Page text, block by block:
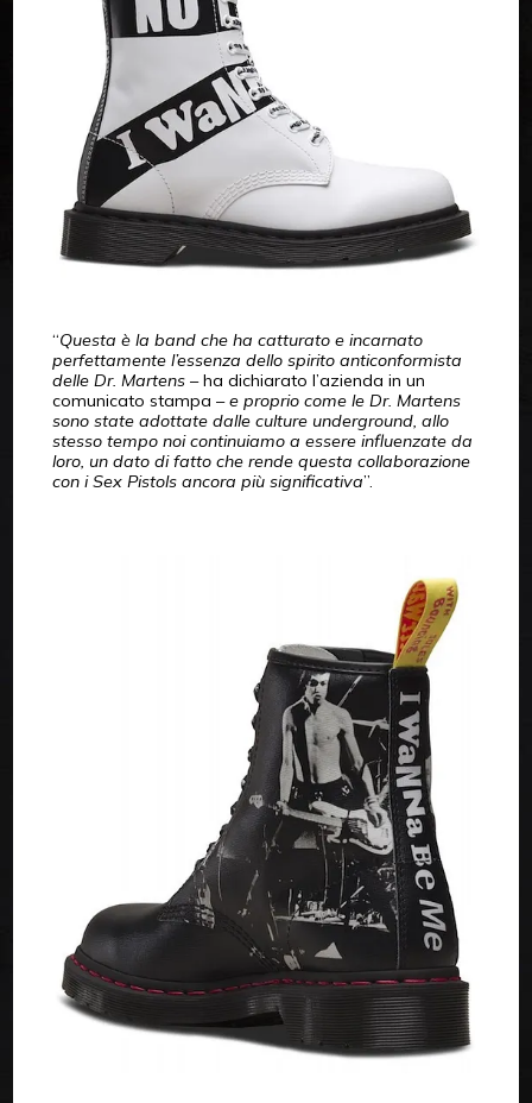
“Questa è la band che ha catturato e incarnato
perfettamente l’essenza dello spirito anticonformista
delle Dr. Martens– ha dichiarato l’azienda in un
comunicato stampa –e proprio come le Dr. Martens
sono state adottate dalle culture underground, allo
stesso tempo noi continuiamo a essere influenzate da
loro, un dato di fatto che rende questa collaborazione
con i Sex Pistols ancora più significativa”.